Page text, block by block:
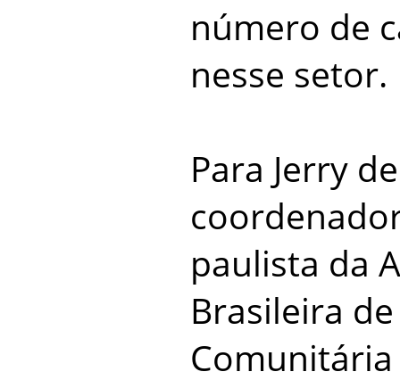
número de
nesse setor.
Para Jerry
paulista da
Brasileira
Comunitária